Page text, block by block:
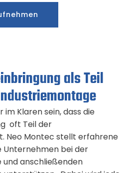
als Teil
im Klaren sein, dass die
oft Teil der
Neo Montec stellt erfahrene
Unternehmen bei der
und anschließenden